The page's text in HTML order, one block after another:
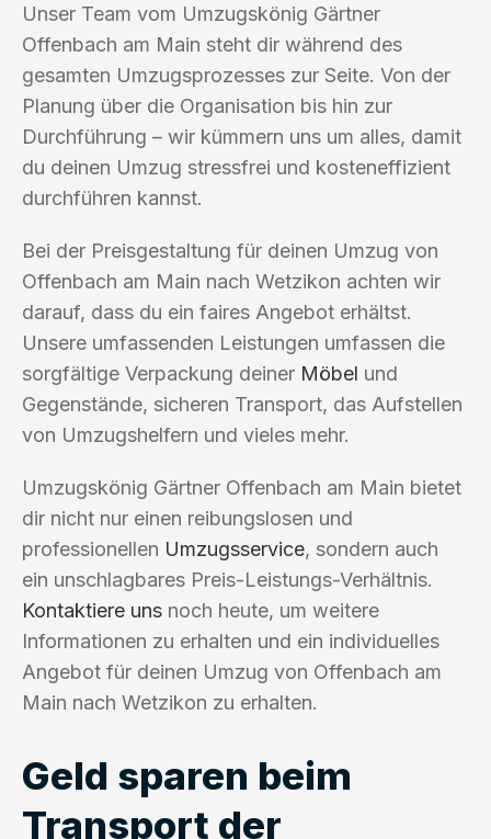
Unser Team vom Umzugskönig Gärtner
Offenbach am Main steht dir während des
gesamten Umzugsprozesses zur Seite. Von der
Planung über die Organisation bis hin zur
Durchführung – wir kümmern uns um alles, damit
du deinen Umzug stressfrei und kosteneffizient
durchführen kannst.
Bei der Preisgestaltung für deinen Umzug von
Offenbach am Main nach Wetzikon achten wir
darauf, dass du ein faires Angebot erhältst.
Unsere umfassenden Leistungen umfassen die
sorgfältige Verpackung deiner Möbel und
Gegenstände, sicheren Transport, das Aufstellen
von Umzugshelfern und vieles mehr.
Umzugskönig Gärtner Offenbach am Main bietet
dir nicht nur einen reibungslosen und
professionellen Umzugsservice, sondern auch
ein unschlagbares Preis-Leistungs-Verhältnis.
Kontaktiere uns noch heute, um weitere
Informationen zu erhalten und ein individuelles
Angebot für deinen Umzug von Offenbach am
Main nach Wetzikon zu erhalten.
Geld sparen beim
Transport der